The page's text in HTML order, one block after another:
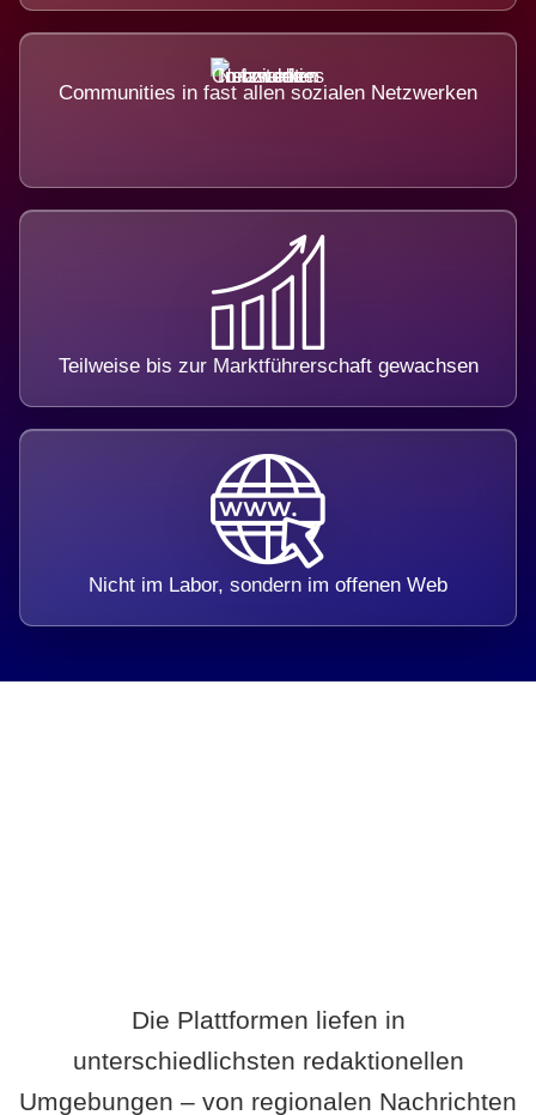
Communities in fast allen sozialen Netzwerken
Teilweise bis zur Marktführerschaft gewachsen
Nicht im Labor, sondern im offenen Web
Die Plattformen liefen in
unterschiedlichsten redaktionellen
Umgebungen – von regionalen Nachrichten